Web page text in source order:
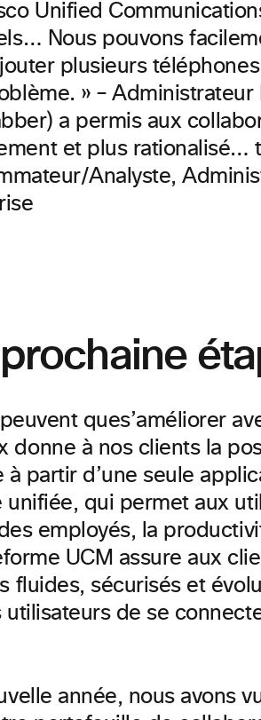
Unified
Nous pouvons
plusieurs
» – Administrateur
a permis aux
et plus rationalisé…
Analyste,
ques’améliorer
donne à nos clients la
à partir d’une seule
qui permet aux
employés, la
UCM assure aux
fluides, sécurisés et
utilisateurs de se
année, nous avons